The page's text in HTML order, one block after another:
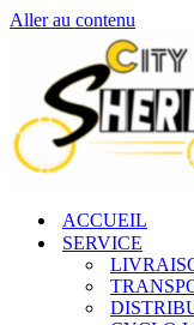
Aller au contenu
ACCUEIL
SERVICE